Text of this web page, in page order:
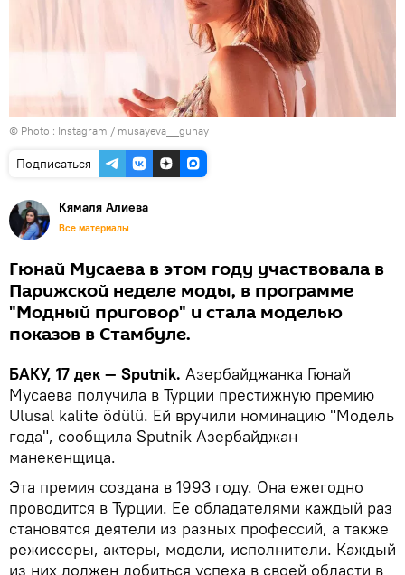
© Photo : Instagram / musayeva__gunay
Подписаться
Кямаля Алиева
Все материалы
Гюнай Мусаева в этом году участвовала в
Парижской неделе моды, в программе
"Модный приговор" и стала моделью
показов в Стамбуле.
БАКУ, 17 дек — Sputnik. Азербайджанка Гюнай
Мусаева получила в Турции престижную премию
Ulusal kalite ödülü. Ей вручили номинацию "Модель
года", сообщила Sputnik Азербайджан
манекенщица.
Эта премия создана в 1993 году. Она ежегодно
проводится в Турции. Ее обладателями каждый раз
становятся деятели из разных профессий, а также
режиссеры, актеры, модели, исполнители. Каждый
из них должен добиться успеха в своей области в